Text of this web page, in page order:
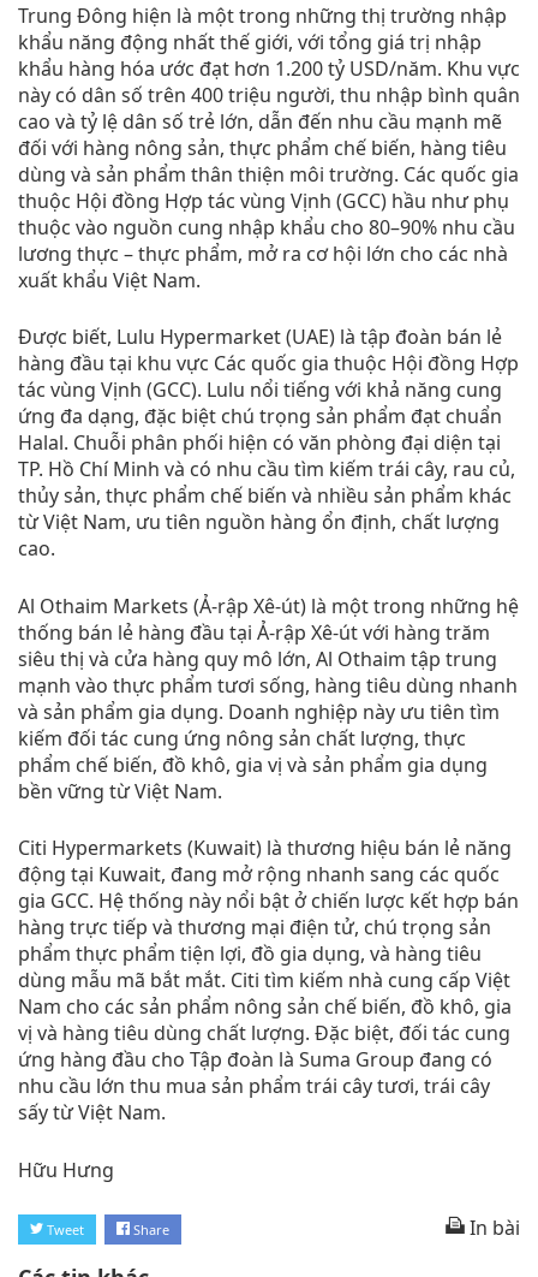
Trung Đông hiện là một trong những thị trường nhập
khẩu năng động nhất thế giới, với tổng giá trị nhập
khẩu hàng hóa ước đạt hơn 1.200 tỷ USD/năm. Khu vực
này có dân số trên 400 triệu người, thu nhập bình quân
cao và tỷ lệ dân số trẻ lớn, dẫn đến nhu cầu mạnh mẽ
đối với hàng nông sản, thực phẩm chế biến, hàng tiêu
dùng và sản phẩm thân thiện môi trường. Các quốc gia
thuộc Hội đồng Hợp tác vùng Vịnh (GCC) hầu như phụ
thuộc vào nguồn cung nhập khẩu cho 80–90% nhu cầu
lương thực – thực phẩm, mở ra cơ hội lớn cho các nhà
xuất khẩu Việt Nam.
Được biết, Lulu Hypermarket (UAE) là tập đoàn bán lẻ
hàng đầu tại khu vực Các quốc gia thuộc Hội đồng Hợp
tác vùng Vịnh (GCC). Lulu nổi tiếng với khả năng cung
ứng đa dạng, đặc biệt chú trọng sản phẩm đạt chuẩn
Halal. Chuỗi phân phối hiện có văn phòng đại diện tại
TP. Hồ Chí Minh và có nhu cầu tìm kiếm trái cây, rau củ,
thủy sản, thực phẩm chế biến và nhiều sản phẩm khác
từ Việt Nam, ưu tiên nguồn hàng ổn định, chất lượng
cao.
Al Othaim Markets (Ả-rập Xê-út) là một trong những hệ
thống bán lẻ hàng đầu tại Ả-rập Xê-út với hàng trăm
siêu thị và cửa hàng quy mô lớn, Al Othaim tập trung
mạnh vào thực phẩm tươi sống, hàng tiêu dùng nhanh
và sản phẩm gia dụng. Doanh nghiệp này ưu tiên tìm
kiếm đối tác cung ứng nông sản chất lượng, thực
phẩm chế biến, đồ khô, gia vị và sản phẩm gia dụng
bền vững từ Việt Nam.
Citi Hypermarkets (Kuwait) là thương hiệu bán lẻ năng
động tại Kuwait, đang mở rộng nhanh sang các quốc
gia GCC. Hệ thống này nổi bật ở chiến lược kết hợp bán
hàng trực tiếp và thương mại điện tử, chú trọng sản
phẩm thực phẩm tiện lợi, đồ gia dụng, và hàng tiêu
dùng mẫu mã bắt mắt. Citi tìm kiếm nhà cung cấp Việt
Nam cho các sản phẩm nông sản chế biến, đồ khô, gia
vị và hàng tiêu dùng chất lượng. Đặc biệt, đối tác cung
ứng hàng đầu cho Tập đoàn là Suma Group đang có
nhu cầu lớn thu mua sản phẩm trái cây tươi, trái cây
sấy từ Việt Nam.
Hữu Hưng
In bài
Tweet Share